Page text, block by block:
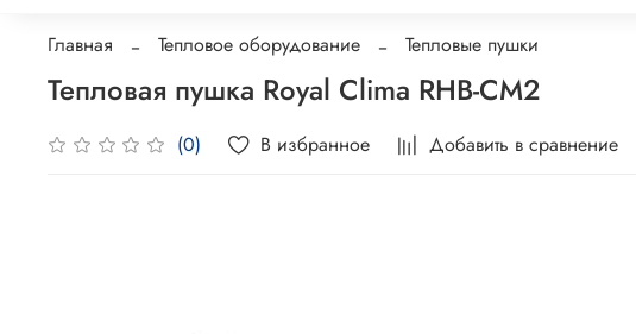
Главная Тепловое оборудование Тепловые пушки
Тепловая пушка Royal Clima RHB-CM2
(0) В избранное Добавить в сравнение